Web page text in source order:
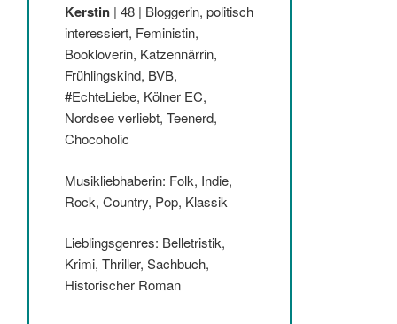
Kerstin | 48 | Bloggerin, politisch
interessiert, Feministin,
Bookloverin, Katzennärrin,
Frühlingskind, BVB,
#EchteLiebe, Kölner EC,
Nordsee verliebt, Teenerd,
Chocoholic
Musikliebhaberin: Folk, Indie,
Rock, Country, Pop, Klassik
Lieblingsgenres: Belletristik,
Krimi, Thriller, Sachbuch,
Historischer Roman